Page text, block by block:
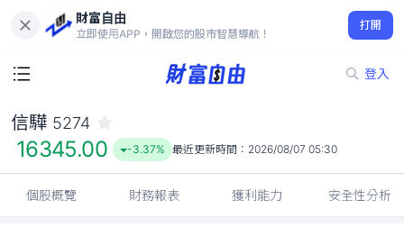
財富自由
立即使用APP，開啟您的股市智慧導航！
打開
登入
16345.00
-3.37%
信驊 5274
16345.00 -3.37% 最近更新時間： 2026/08/07 05:30
個股概覽 財務報表 獲利能力 安全性分析